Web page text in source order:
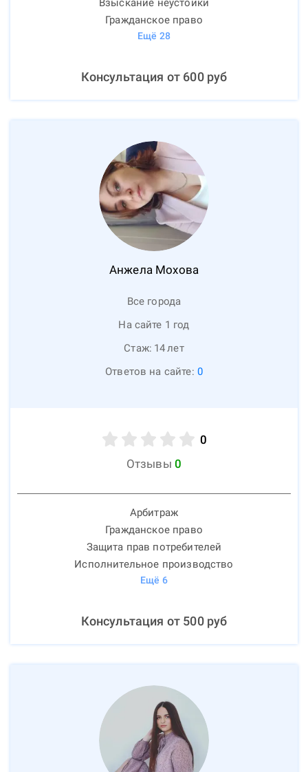
Взыскание неустойки
Гражданское право
Ещё 28
Консультация от 600руб
Анжела Мохова
Все города
На сайте 1 год
Стаж: 14лет
Ответов на сайте: 0
0
Отзывы 0
Арбитраж
Гражданское право
Защита прав потребителей
Исполнительное производство
Ещё 6
Консультация от 500руб